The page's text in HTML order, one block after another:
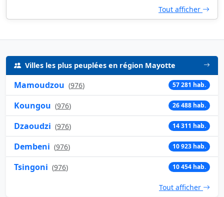
Tout afficher
Villes les plus peuplées en région Mayotte
Mamoudzou (976) 57 281 hab.
Koungou (976) 26 488 hab.
Dzaoudzi (976) 14 311 hab.
Dembeni (976) 10 923 hab.
Tsingoni (976) 10 454 hab.
Tout afficher